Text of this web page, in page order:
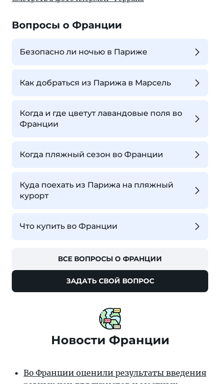
Вопросы о Франции
Безопасно ли ночью в Париже
Как добраться из Парижа в Марсель
Когда и где цветут лавандовые поля во
Франции
Когда пляжный сезон во Франции
Куда поехать из Парижа на пляжный
курорт
Что купить во Франции
ВСЕ ВОПРОСЫ О ФРАНЦИИ
ЗАДАТЬ СВОЙ ВОПРОС
Новости Франции
Во Франции оценили результаты введения